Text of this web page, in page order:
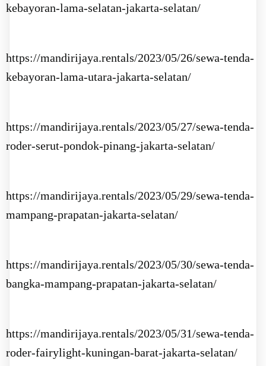
kebayoran-lama-selatan-jakarta-selatan/
https://mandirijaya.rentals/2023/05/26/sewa-tenda-
kebayoran-lama-utara-jakarta-selatan/
https://mandirijaya.rentals/2023/05/27/sewa-tenda-
roder-serut-pondok-pinang-jakarta-selatan/
https://mandirijaya.rentals/2023/05/29/sewa-tenda-
mampang-prapatan-jakarta-selatan/
https://mandirijaya.rentals/2023/05/30/sewa-tenda-
bangka-mampang-prapatan-jakarta-selatan/
https://mandirijaya.rentals/2023/05/31/sewa-tenda-
roder-fairylight-kuningan-barat-jakarta-selatan/